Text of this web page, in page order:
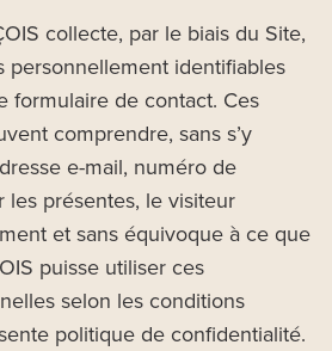
collecte, par le biais du Site,
personnellement identifiables
formulaire de contact. Ces
comprendre, sans s’y
e-mail, numéro de
les présentes, le visiteur
et sans équivoque à ce que
puisse utiliser ces
selon les conditions
politique de confidentialité.